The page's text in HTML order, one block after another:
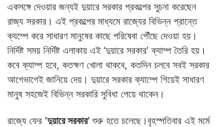
একসঙ্গে দেওয়ার জন্যই দুয়ারে সরকার প্রকল্পের সুচনা করেছেন
রাজ্য সরকার। এই প্রকল্পের মাধ্যমে রাজ্যের বিভিন্ন প্রান্তে
ক্যম্পে করে সাধারণ মানুষের কাছে পরিষেবা পৌঁছে দেওয়া হয়।
নির্দিষ্ট সময় নির্দিষ্ট এলাকায় এই ‘দুয়ারে সরকার’ ক্যাম্প তৈরি হয়।
কবে ক্যাম্প হবে, কতক্ষণ খোলা থাকবে, কতদিন চলবে সবই সরকার
আগেভাগেই জানিয়ে দেয়। দুয়ারে সরকার ক্যাম্পে গিয়েই সাধারণ
মানুষ সহজেই বিভিন্ন সরকারি সুবিধা পেয়ে থাকেন।
রাজ্যে ফের ‘দুয়ারে সরকার’ শুরু হতে চলেছে।বৃহস্পতিবার এই মর্মে